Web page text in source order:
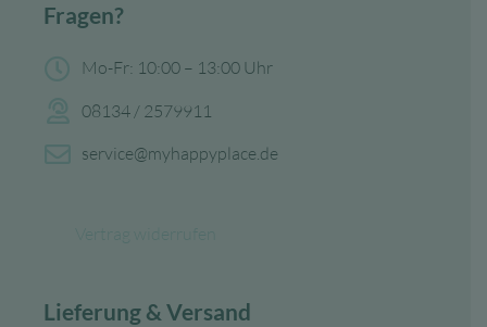
Fragen?
Mo-Fr: 10:00 – 13:00 Uhr
08134 / 2579911
service@myhappyplace.de
Lieferung & Versand